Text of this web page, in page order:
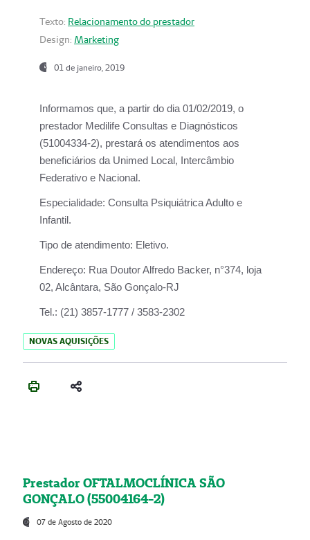
Texto: Relacionamento do prestador
Design: Marketing
01 de janeiro, 2019
Informamos que, a partir do dia 01/02/2019, o
prestador Medilife Consultas e Diagnósticos
(51004334-2), prestará os atendimentos aos
beneficiários da Unimed Local, Intercâmbio
Federativo e Nacional.
Especialidade: Consulta Psiquiátrica Adulto e
Infantil.
Tipo de atendimento: Eletivo.
Endereço: Rua Doutor Alfredo Backer, n°374, loja
02, Alcântara, São Gonçalo-RJ
Tel.: (21) 3857-1777 / 3583-2302
NOVAS AQUISIÇÕES
Prestador OFTALMOCLÍNICA SÃO
GONÇALO (55004164-2)
07 de Agosto de 2020